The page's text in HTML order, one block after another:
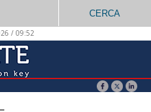
CERCA
/ 09:52